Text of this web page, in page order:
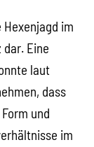
im
Eine
laut
dass
und
im